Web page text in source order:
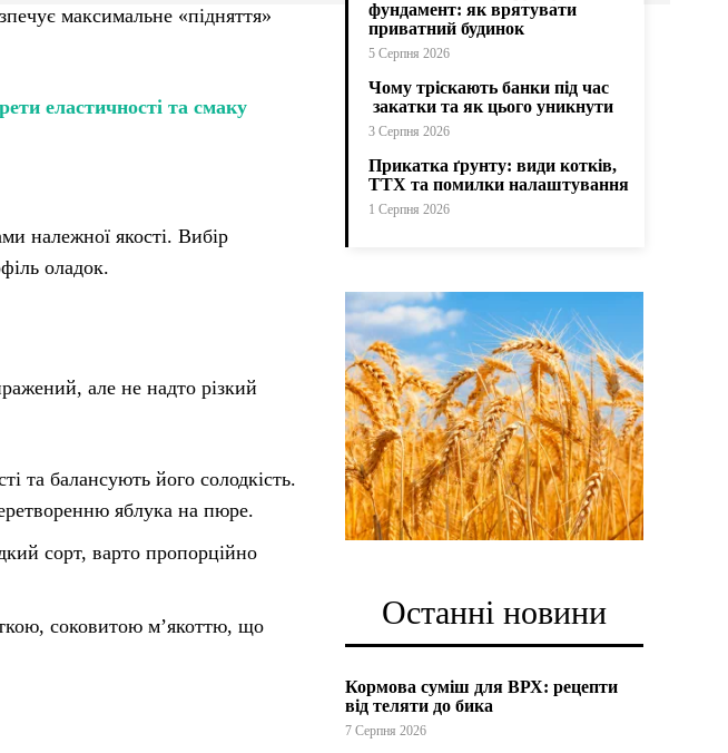
максимальне «підняття»
еластичності та смаку
належної якості. Вибір
оладок.
але не надто різкий
та балансують його солодкість.
яблука на пюре.
сорт, варто пропорційно
соковитою м’якоттю, що
фундамент: як врятувати
приватний будинок
5 Серпня 2026
Чому тріскають банки під час
закатки та як цього уникнути
3 Серпня 2026
Прикатка ґрунту: види котків,
ТТХ та помилки налаштування
1 Серпня 2026
Останні новини
Кормова суміш для ВРХ: рецепти
від теляти до бика
7 Серпня 2026